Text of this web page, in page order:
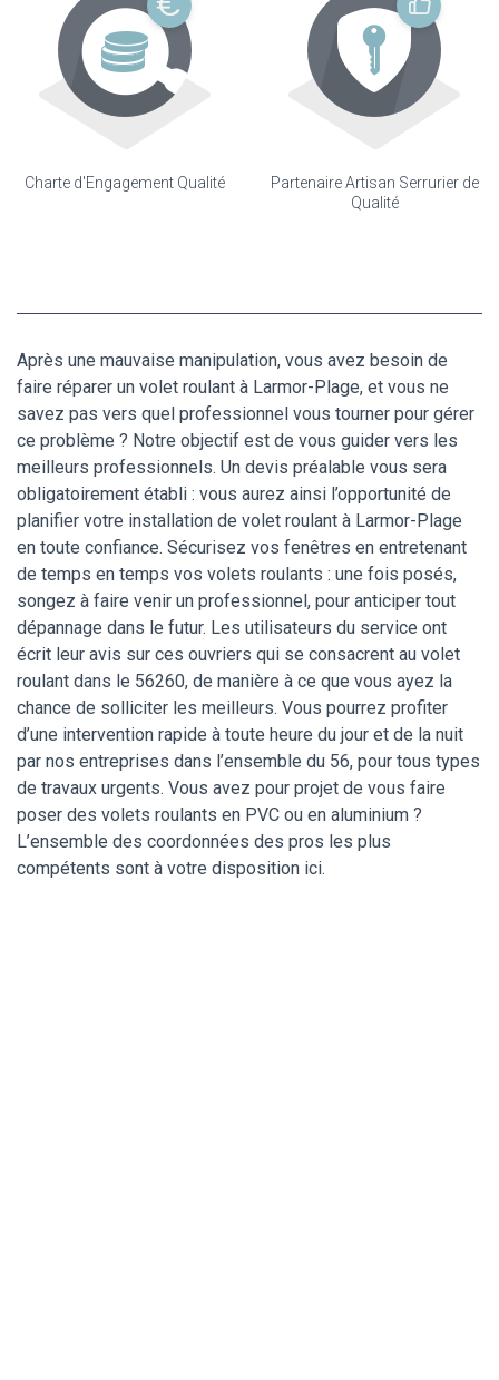
Charte d'Engagement Qualité
Partenaire Artisan Serrurier de
Qualité
Après une mauvaise manipulation, vous avez besoin de
faire réparer un volet roulant à Larmor-Plage, et vous ne
savez pas vers quel professionnel vous tourner pour gérer
ce problème ? Notre objectif est de vous guider vers les
meilleurs professionnels. Un devis préalable vous sera
obligatoirement établi : vous aurez ainsi l’opportunité de
planifier votre installation de volet roulant à Larmor-Plage
en toute confiance. Sécurisez vos fenêtres en entretenant
de temps en temps vos volets roulants : une fois posés,
songez à faire venir un professionnel, pour anticiper tout
dépannage dans le futur. Les utilisateurs du service ont
écrit leur avis sur ces ouvriers qui se consacrent au volet
roulant dans le 56260, de manière à ce que vous ayez la
chance de solliciter les meilleurs. Vous pourrez profiter
d’une intervention rapide à toute heure du jour et de la nuit
par nos entreprises dans l’ensemble du 56, pour tous types
de travaux urgents. Vous avez pour projet de vous faire
poser des volets roulants en PVC ou en aluminium ?
L’ensemble des coordonnées des pros les plus
compétents sont à votre disposition ici.